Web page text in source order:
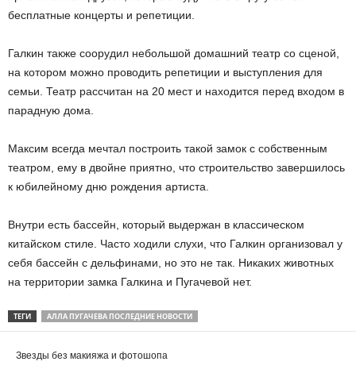
бесплатные концерты и репетиции.
Галкин также соорудил небольшой домашний театр со сценой,
на котором можно проводить репетиции и выступления для
семьи. Театр рассчитан на 20 мест и находится перед входом в
парадную дома.
Максим всегда мечтал построить такой замок с собственным
театром, ему в двойне приятно, что строительство завершилось
к юбилейному дню рождения артиста.
Внутри есть бассейн, который выдержан в классическом
китайском стиле. Часто ходили слухи, что Галкин организовал у
себя бассейн с дельфинами, но это не так. Никаких животных
на территории замка Галкина и Пугачевой нет.
ТЕГИ АЛЛА ПУГАЧЕВА ПОСЛЕДНИЕ НОВОСТИ
Звезды без макияжа и фотошопа